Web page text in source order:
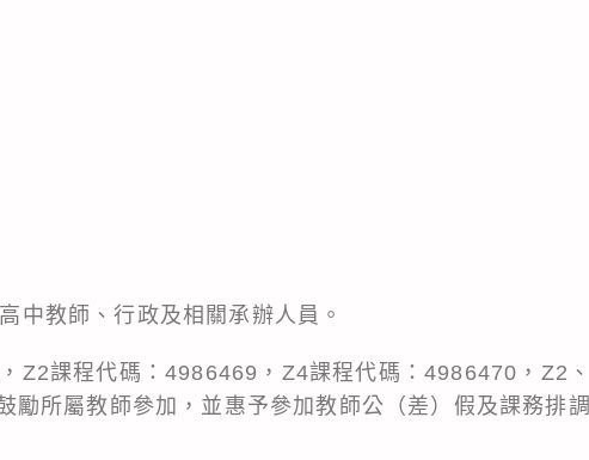
中教師、行政及相關承辦人員。
Z2課程代碼：4986469，Z4課程代碼：4986470，Z2、
勵所屬教師參加，並惠予參加教師公（差）假及課務排調